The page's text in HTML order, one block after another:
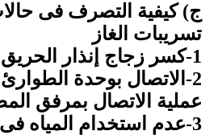
ج) كيفية التصرف فى
تسريبات الغاز
2-الاتصال بوحدة الطوارئ
عملية الاتصال بمرفق
3-عدم استخدام المياه فى